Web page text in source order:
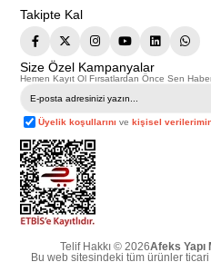
Takipte Kal
Size Özel Kampanyalar
Hemen Kayıt Ol Fırsatlardan Önce Sen
Üyelik koşullarını vekişisel
Telif Hakkı © 2026Afeks Yapı
Bu web sitesindeki tüm ürünler ticari